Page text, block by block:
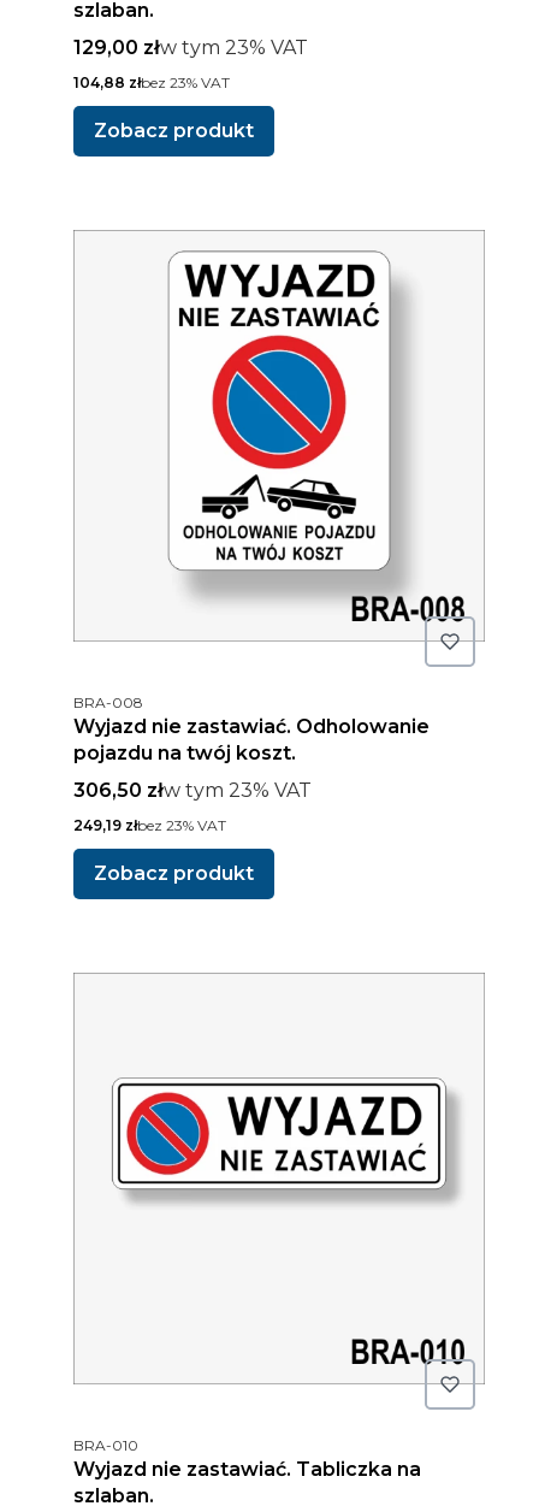
szlaban.
Cena brutto
129,00 złw tym %s VAT
w tym 23% VAT
Cena netto
104,88 złbez 23% VAT
Zobacz produkt
Kod produktu
BRA-008
Wyjazd nie zastawiać. Odholowanie
pojazdu na twój koszt.
Cena brutto
306,50 złw tym %s VAT
w tym 23% VAT
Cena netto
249,19 złbez 23% VAT
Zobacz produkt
Kod produktu
BRA-010
Wyjazd nie zastawiać. Tabliczka na
szlaban.